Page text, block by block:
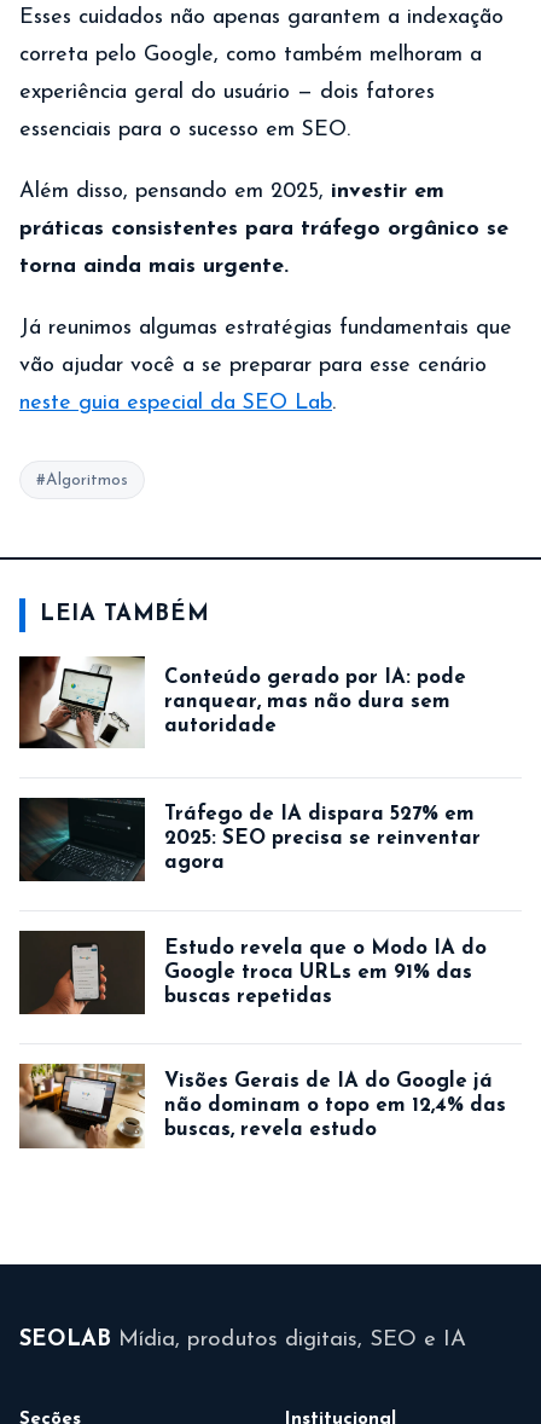
Esses cuidados não apenas garantem a indexação
correta pelo Google, como também melhoram a
experiência geral do usuário — dois fatores
essenciais para o sucesso em SEO.
Além disso, pensando em 2025, investir em
práticas consistentes para tráfego orgânico se
torna ainda mais urgente.
Já reunimos algumas estratégias fundamentais que
vão ajudar você a se preparar para esse cenário
neste guia especial da SEO Lab.
#Algoritmos
LEIA TAMBÉM
Conteúdo gerado por IA: pode
ranquear, mas não dura sem
autoridade
Tráfego de IA dispara 527% em
2025: SEO precisa se reinventar
agora
Estudo revela que o Modo IA do
Google troca URLs em 91% das
buscas repetidas
Visões Gerais de IA do Google já
não dominam o topo em 12,4% das
buscas, revela estudo
SEOLAB Mídia, produtos digitais, SEO e IA
Seções Institucional